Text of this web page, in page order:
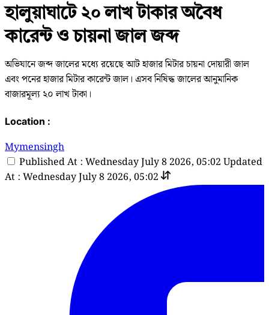
হালুয়াঘাটে ২০ লাখ টাকার অবৈধ
কারেন্ট ও চায়না জাল জব্দ
অভিযানে জব্দ জালের মধ্যে রয়েছে আট হাজার মিটার চায়না দোয়ারী জাল
এবং পনের হাজার মিটার কারেন্ট জাল। এসব নিষিদ্ধ জালের আনুমানিক
বাজারমূল্য ২০ লাখ টাকা।
Location :
Mymensingh
Published At : Wednesday July 8 2026, 05:02 Updated
At : Wednesday July 8 2026, 05:02